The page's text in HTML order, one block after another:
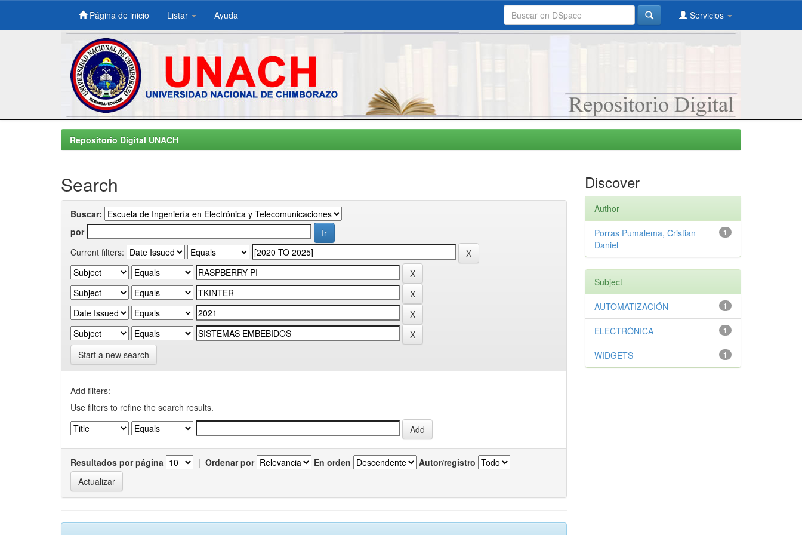
Skip
Página de inicio Listar Ayuda Servicios
Repositorio Digital UNACH
Search
Buscar:
por
Current filters:
Start a new search
Add filters:
Use filters to refine the search results.
Resultados por página | Ordenar por En orden Autor/registro
Discover
Author
1
Porras Pumalema, Cristian
Daniel
Subject
1
AUTOMATIZACIÓN
1
ELECTRÓNICA
1
WIDGETS